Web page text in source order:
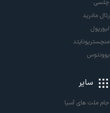
چلسی
رئال مادرید
لیورپول
منچستریونایتد
یوونتوس
سایر
جام ملت های آسیا